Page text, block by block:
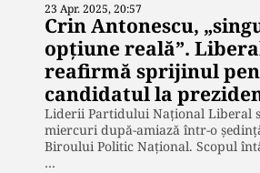
23 Apr. 2025, 20:57
Crin Antonescu,
opțiune reală”.
reafirmă sprijinul
candidatul la
Liderii Partidului Național Liberal
miercuri după-amiază într-o
Biroului Politic Național. Scopul
…